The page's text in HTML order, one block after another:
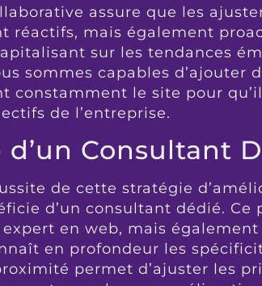
assure que les
réactifs, mais également
sur les tendances
sommes capables d’ajouter
constamment le site pour
de l’entreprise.
d’un Consultant
de cette stratégie
d’un consultant dédié. Ce
en web, mais
en profondeur les
permet d’ajuster les